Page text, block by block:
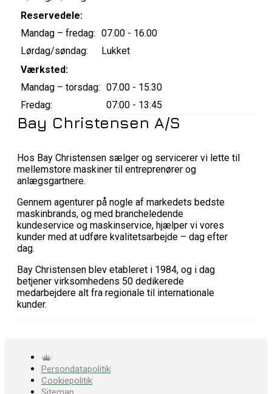
Reservedele:
Mandag – fredag: 07.00 - 16.00
Lørdag/søndag:
Lukket
Værksted:
Mandag – torsdag: 07.00 - 15.30
Fredag:
07:00 - 13:45
Bay Christensen A/S
Hos Bay Christensen sælger og servicerer vi lette til
mellemstore maskiner til entreprenører og
anlægsgartnere.
Gennem agenturer på nogle af markedets bedste
maskinbrands, og med brancheledende
kundeservice og maskinservice, hjælper vi vores
kunder med at udføre kvalitetsarbejde – dag efter
dag.
Bay Christensen blev etableret i 1984, og i dag
betjener virksomhedens 50 dedikerede
medarbejdere alt fra regionale til internationale
kunder.
Persondatapolitik
Cookiepolitik